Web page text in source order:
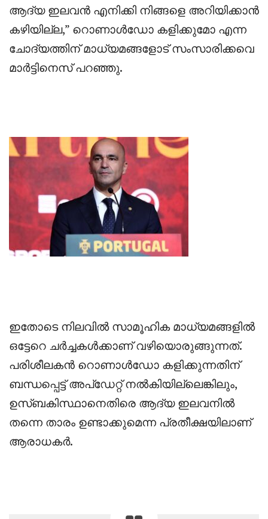
ആദ്യ ഇലവൻ എനിക്കി നിങ്ങളെ അറിയിക്കാൻ
കഴിയില്ല,” റൊണാൾഡോ കളിക്കുമോ എന്ന
ചോദ്യത്തിന് മാധ്യമങ്ങളോട് സംസാരിക്കവെ
മാർട്ടിനെസ് പറഞ്ഞു.
‎ഇതോടെ നിലവിൽ സാമൂഹിക മാധ്യമങ്ങളിൽ
ഒട്ടേറെ ചർച്ചകൾക്കാണ് വഴിയൊരുങ്ങുന്നത്.
പരിശീലകൻ റൊണാൾഡോ കളിക്കുന്നതിന്
ബന്ധപ്പെട്ട് അപ്ഡേറ്റ് നൽകിയില്ലെങ്കിലും,
ഉസ്ബകിസ്ഥാനെതിരെ ആദ്യ ഇലവനിൽ
തന്നെ താരം ഉണ്ടാക്കുമെന്ന പ്രതീക്ഷയിലാണ്
ആരാധകർ.